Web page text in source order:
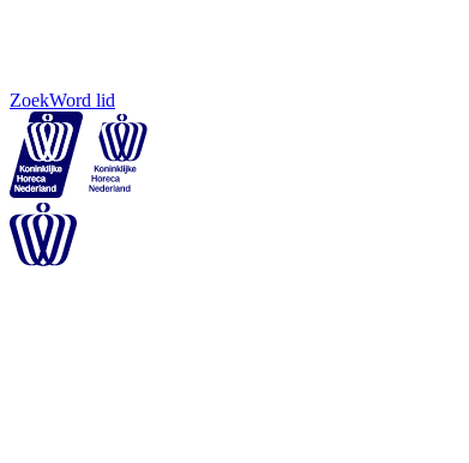
ZoekWord lid